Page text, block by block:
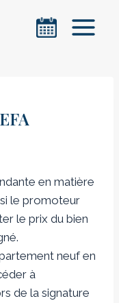
en matière
le promoteur
le prix du bien
neuf en
à
de la signature